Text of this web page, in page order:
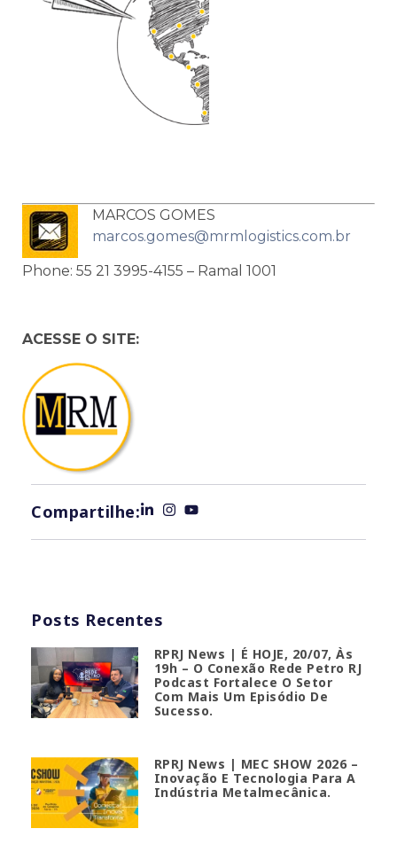
MARCOS GOMES
marcos.gomes@mrmlogistics.com.br
Phone: 55 21 3995-4155 – Ramal 1001
ACESSE O SITE:
Compartilhe:
Posts Recentes
RPRJ News | É HOJE, 20/07, Às
19h – O Conexão Rede Petro RJ
Podcast Fortalece O Setor
Com Mais Um Episódio De
Sucesso.
RPRJ News | MEC SHOW 2026 –
Inovação E Tecnologia Para A
Indústria Metalmecânica.